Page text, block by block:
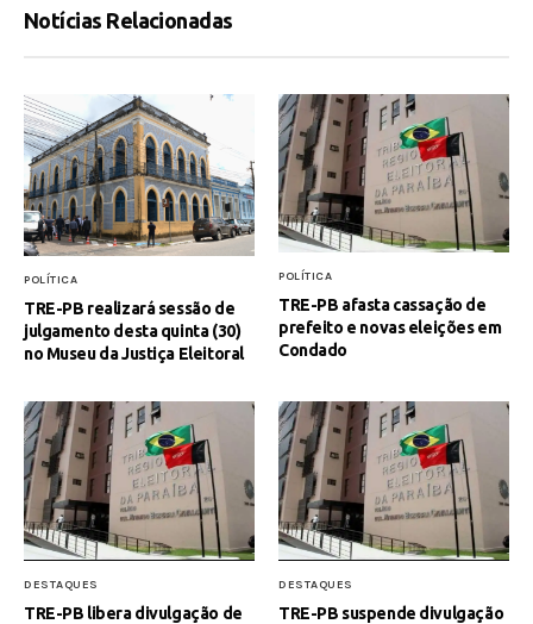
Notícias Relacionadas
POLÍTICA
TRE-PB realizará sessão de
julgamento desta quinta (30)
no Museu da Justiça Eleitoral
POLÍTICA
TRE-PB afasta cassação de
prefeito e novas eleições em
Condado
DESTAQUES
TRE-PB libera divulgação de
DESTAQUES
TRE-PB suspende divulgação